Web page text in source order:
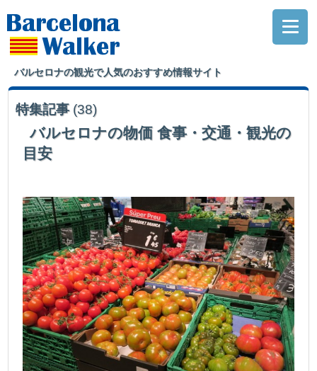
バルセロナの観光で人気のおすすめ情報サイト
特集記事 (38)
バルセロナの物価 食事・交通・観光の
目安